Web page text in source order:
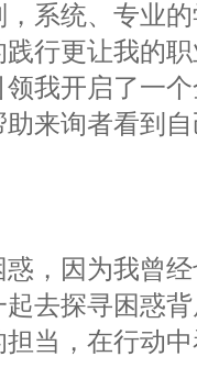
系统、专业
行更让我的
我开启了一
来询者看到
，因为我曾
去探寻困惑
当，在行动